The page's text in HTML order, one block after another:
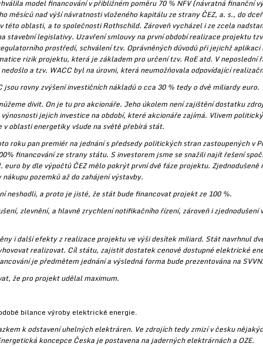
model financování v přibližném poměru 70 % NFV (návratná finanční
měsíců nad výší návratnosti vloženého kapitálu ze strany ČEZ, a. s., do
této oblasti, a to společnosti Rothschild. Zároveň vycházel i ze zcela
stavební legislativy. Uzavření smlouvy na první období realizace projektu
prostředí, schválení tzv. Oprávněných důvodů při jejichž
rizik projektu, která je základem pro určení tzv. RoE atd. V neposlední
a tzv. WACC byl na úrovni, která neumožňovala odpovídající
jsou rovny zvýšení investičních nákladů o cca 30 % tedy o dvě miliardy euro.
divit. On je tu pro akcionáře. Jeho úkolem není zajištění dostatku
jejich investice na období, které akcionáře zajímá. Vlivem
oblasti energetiky všude na světě přebírá stát.
roku pan premiér na jednání s předsedy politických stran zastoupených v
financování ze strany státu. S investorem jsme se snažili najít řešení
euro by dle výpočtů ČEZ mělo pokrýt první dvě fáze projektu.
pozemků až do zahájení výstavby.
neshodli, a proto je jisté, že stát bude financovat projekt ze 100 %.
zlevnění, a hlavně zrychlení notifikačního řízení, zároveň i
i další efekty z realizace projektu ve výši desítek miliard. Stát navrhnul
realizovat. Cíl státu, zajistit dostatek cenově dostupné elektrické
je předmětem jednání a výsledná forma bude prezentována na
že pro projekt udělal maximum.
bilance výroby elektrické energie.
k odstavení uhelných elektráren. Ve zdrojích tedy zmizí v česku
koncepce Česka je postavena na jaderných elektrárnách a OZE.